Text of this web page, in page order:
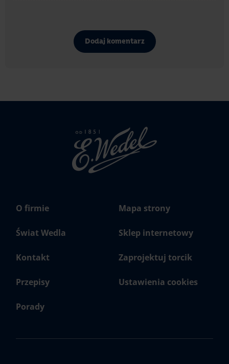
Dodaj komentarz
Strona
głowna
Wedel.pl
O firmie
Świat Wedla
Kontakt
Przepisy
Porady
Mapa strony
Sklep internetowy
Zaprojektuj torcik
Ustawienia cookies